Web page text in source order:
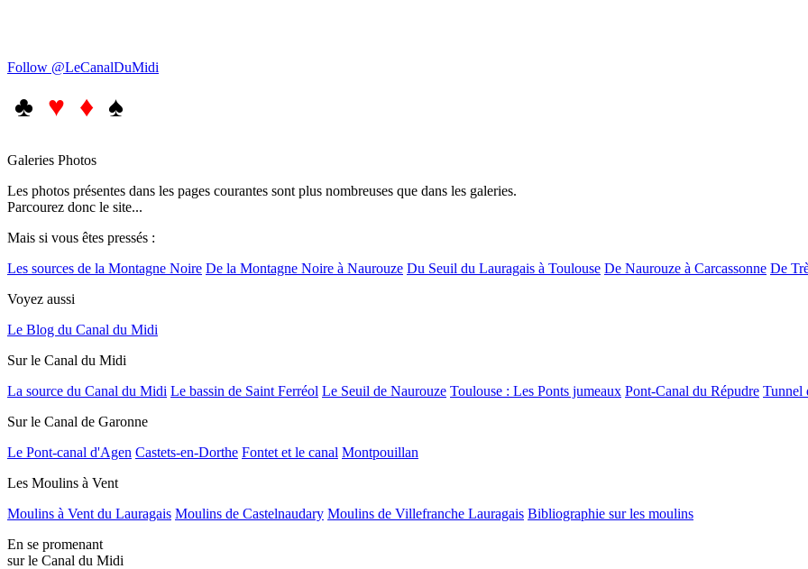
Follow @LeCanalDuMidi
♣ ♥ ♦ ♠
Galeries Photos
Les photos présentes dans les pages courantes sont plus nombreuses que dans les galeries.
Parcourez donc le site...
Mais si vous êtes pressés :
Les sources de la Montagne Noire De la Montagne Noire à Naurouze Du Seuil du Lauragais à Toulouse De Naurouze à Carcassonne De
Voyez aussi
Le Blog du Canal du Midi
Sur le Canal du Midi
La source du Canal du Midi Le bassin de Saint Ferréol Le Seuil de Naurouze Toulouse : Les Ponts jumeaux Pont-Canal du Répudre Tunnel
Sur le Canal de Garonne
Le Pont-canal d'Agen Castets-en-Dorthe Fontet et le canal Montpouillan
Les Moulins à Vent
Moulins à Vent du Lauragais Moulins de Castelnaudary Moulins de Villefranche Lauragais Bibliographie sur les moulins
En se promenant
sur le Canal du Midi